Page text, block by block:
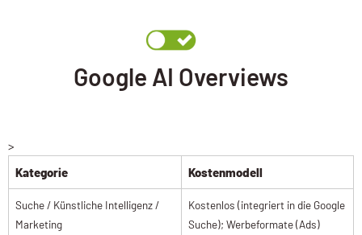
Google AI Overviews
>
Kategorie
Kostenmodell
Suche / Künstliche Intelligenz /
Marketing
Kostenlos (integriert in die Google
Suche); Werbeformate (Ads)